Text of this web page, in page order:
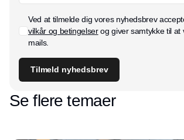
Ved at tilmelde dig vores nyhedsbrev
vilkår og betingelserog giver samtykke til at
mails.
Tilmeld nyhedsbrev
Se flere temaer